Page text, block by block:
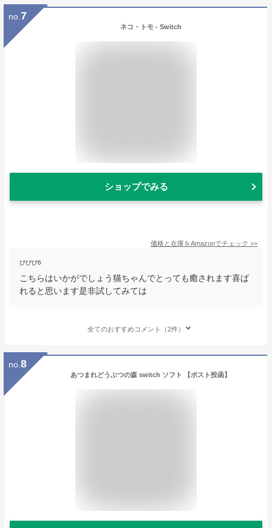
no. 7
ネコ・トモ - Switch
ショップでみる
価格と在庫をAmazonでチェック >>
ぴぴぴ6
こちらはいかがでしょう猫ちゃんでとっても癒されます喜ば
れると思います是非試してみては
全てのおすすめコメント（2件）
no. 8
あつまれどうぶつの森 switch ソフト 【ポスト投函】